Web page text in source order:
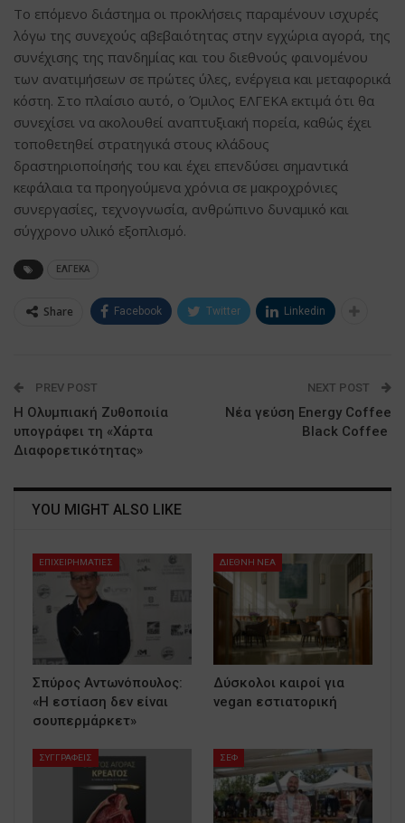
Το επόμενο διάστημα οι προκλήσεις παραμένουν ισχυρές
λόγω της συνεχούς αβεβαιότητας στην εγχώρια αγορά, της
συνέχισης της πανδημίας και του διεθνούς φαινομένου
των ανατιμήσεων σε πρώτες ύλες, ενέργεια και μεταφορικά
κόστη. Στο πλαίσιο αυτό, ο Όμιλος ΕΛΓΕΚΑ εκτιμά ότι θα
συνεχίσει να ακολουθεί αναπτυξιακή πορεία, καθώς έχει
τοποθετηθεί στρατηγικά στους κλάδους
δραστηριοποίησής του και έχει επενδύσει σημαντικά
κεφάλαια τα προηγούμενα χρόνια σε μακροχρόνιες
συνεργασίες, τεχνογνωσία, ανθρώπινο δυναμικό και
σύγχρονο υλικό εξοπλισμό.
ΕΛΓΕΚΑ
Share Facebook Twitter Linkedin
PREV POST
Η Ολυμπιακή Ζυθοποιία
υπογράφει τη «Χάρτα
Διαφορετικότητας»
NEXT POST
Nέα γεύση Energy Coffee
Black Coffee
YOU MIGHT ALSO LIKE
ΕΠΙΧΕΙΡΗΜΑΤΙΕΣ
Σπύρος Αντωνόπουλος:
«Η εστίαση δεν είναι
σουπερμάρκετ»
ΔΙΕΘΝΗ ΝΕΑ
Δύσκολοι καιροί για
vegan εστιατορική
ΣΥΓΓΡΑΦΕΙΣ ΣΕΦ